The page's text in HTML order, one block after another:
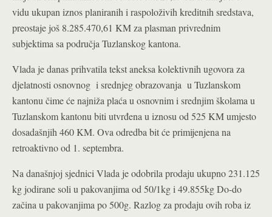
vidu ukupan iznos planiranih i raspoloživih kreditnih sredstava,
preostaje još 8.285.470,61 KM za plasman privrednim
subjektima sa područja Tuzlanskog kantona.
Vlada je danas prihvatila tekst aneksa kolektivnih ugovora za
djelatnosti osnovnog i srednjeg obrazovanja u Tuzlanskom
kantonu čime će najniža plaća u osnovnim i srednjim školama u
Tuzlanskom kantonu biti utvrđena u iznosu od 525 KM umjesto
dosadašnjih 460 KM. Ova odredba bit će primijenjena na
retroaktivno od 1. septembra.
Na današnjoj sjednici Vlada je odobrila prodaju ukupno 231.125
kg jodirane soli u pakovanjima od 50/1kg i 49.855kg Do-do
začina u pakovanjima po 500g. Razlog za prodaju ovih roba iz